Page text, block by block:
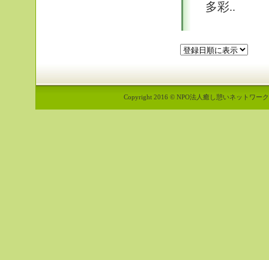
多彩..
Copyright 2016 © NPO法人癒し憩いネットワー